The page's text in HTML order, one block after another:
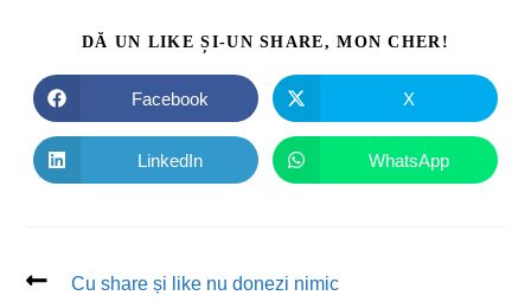
DĂ UN LIKE ȘI-UN SHARE, MON CHER!
Facebook X
LinkedIn WhatsApp
Cu share și like nu donezi nimic